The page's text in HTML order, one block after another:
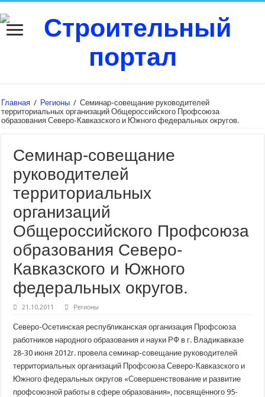
Главная / Регионы / Семинар-совещание руководителей
территориальных организаций Общероссийского Профсоюза
образования Северо-Кавказского и Южного федеральных округов.
Семинар-совещание
руководителей
территориальных
организаций
Общероссийского Профсоюза
образования Северо-
Кавказского и Южного
федеральных округов.
21.10.2011 Регионы
Северо-Осетинская республиканская организация Профсоюза
работников народного образования и науки РФ в г. Владикавказе
28-30 июня 2012г. провела семинар-совещание руководителей
территориальных организаций Профсоюза Северо-Кавказского и
Южного федеральных округов «Совершенствование и развитие
профсоюзной работы в сфере образования», посвящённого 95-